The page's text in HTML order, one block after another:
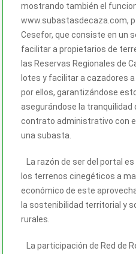
mostrando también el
www.subastasdecaza.com,
Cesefor, que consiste en un
facilitar a propietarios de
las Reservas Regionales de
lotes y facilitar a cazadores
por ellos, garantizándose
asegurándose la tranquilidad
contrato administrativo con
una subasta.
La razón de ser del portal
los terrenos cinegéticos a
económico de este
la sostenibilidad territorial y
rurales.
La participación de Red de